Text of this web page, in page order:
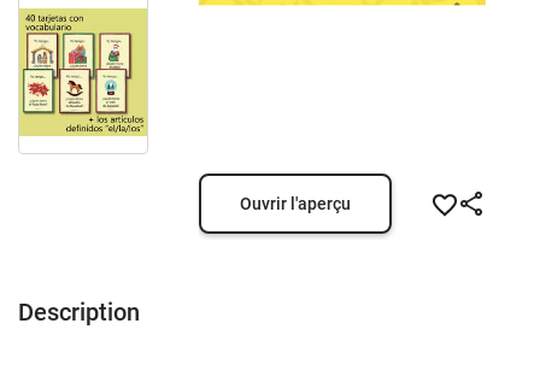
Ouvrir l'aperçu
Description